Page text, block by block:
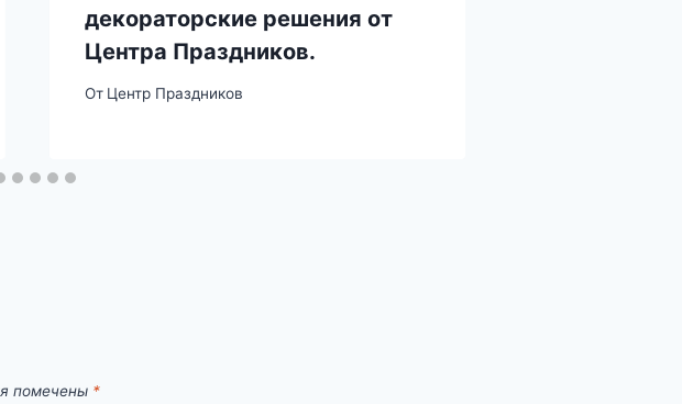
декораторские решения от
Центра Праздников.
От Центр Праздников
помечены *